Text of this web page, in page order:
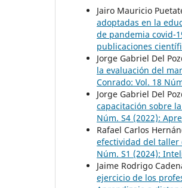
Jairo Mauricio
adoptadas en la
de pandemia covid-
publicaciones
Jorge Gabriel Del
la evaluación del
Conrado: Vol. 18
Jorge Gabriel Del
capacitación sobre
Núm. S4 (2022):
Rafael Carlos
efectividad del taller
Núm. S1 (2024):
Jaime Rodrigo
ejercicio de los